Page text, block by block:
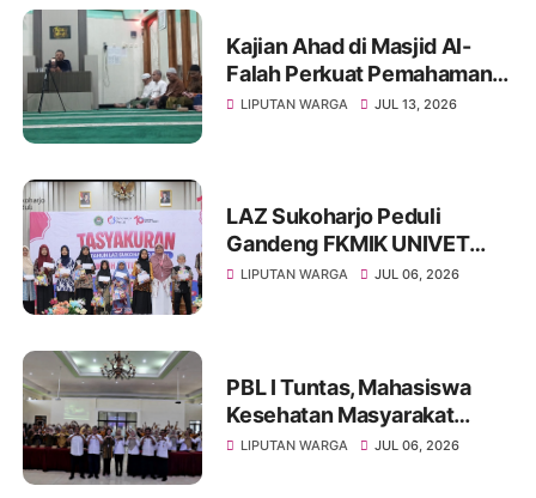
Kajian Ahad di Masjid Al-
Falah Perkuat Pemahaman
Sunnah dan Tingkatkan
LIPUTAN WARGA JUL 13, 2026
LAZ Sukoharjo Peduli
Gandeng FKMIK UNIVET
BANTARA Santuni Anak
LIPUTAN WARGA JUL 06, 2026
PBL I Tuntas, Mahasiswa
Kesehatan Masyarakat
UNIVET BANTARA Siap
LIPUTAN WARGA JUL 06, 2026